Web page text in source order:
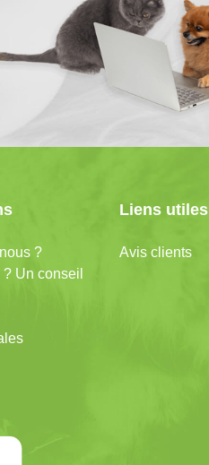
?
Un conseil
Liens utiles
Avis clients